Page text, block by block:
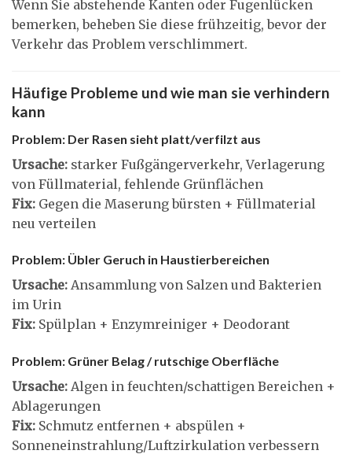
Wenn Sie abstehende Kanten oder Fugenlücken
bemerken, beheben Sie diese frühzeitig, bevor der
Verkehr das Problem verschlimmert.
Häufige Probleme und wie man sie verhindern
kann
Problem: Der Rasen sieht platt/verfilzt aus
Ursache: starker Fußgängerverkehr, Verlagerung
von Füllmaterial, fehlende Grünflächen
Fix: Gegen die Maserung bürsten + Füllmaterial
neu verteilen
Problem: Übler Geruch in Haustierbereichen
Ursache: Ansammlung von Salzen und Bakterien
im Urin
Fix: Spülplan + Enzymreiniger + Deodorant
Problem: Grüner Belag / rutschige Oberfläche
Ursache: Algen in feuchten/schattigen Bereichen +
Ablagerungen
Fix: Schmutz entfernen + abspülen +
Sonneneinstrahlung/Luftzirkulation verbessern